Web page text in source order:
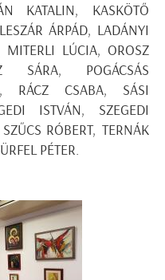
KATALIN, KASKÖTŐ
ÁRPÁD, LADÁNYI
LÚCIA, OROSZ
SÁRA, POGÁCSÁS
RÁCZ CSABA, SÁSI
ISTVÁN, SZEGEDI
RÓBERT, TERNÁK
PÉTER.